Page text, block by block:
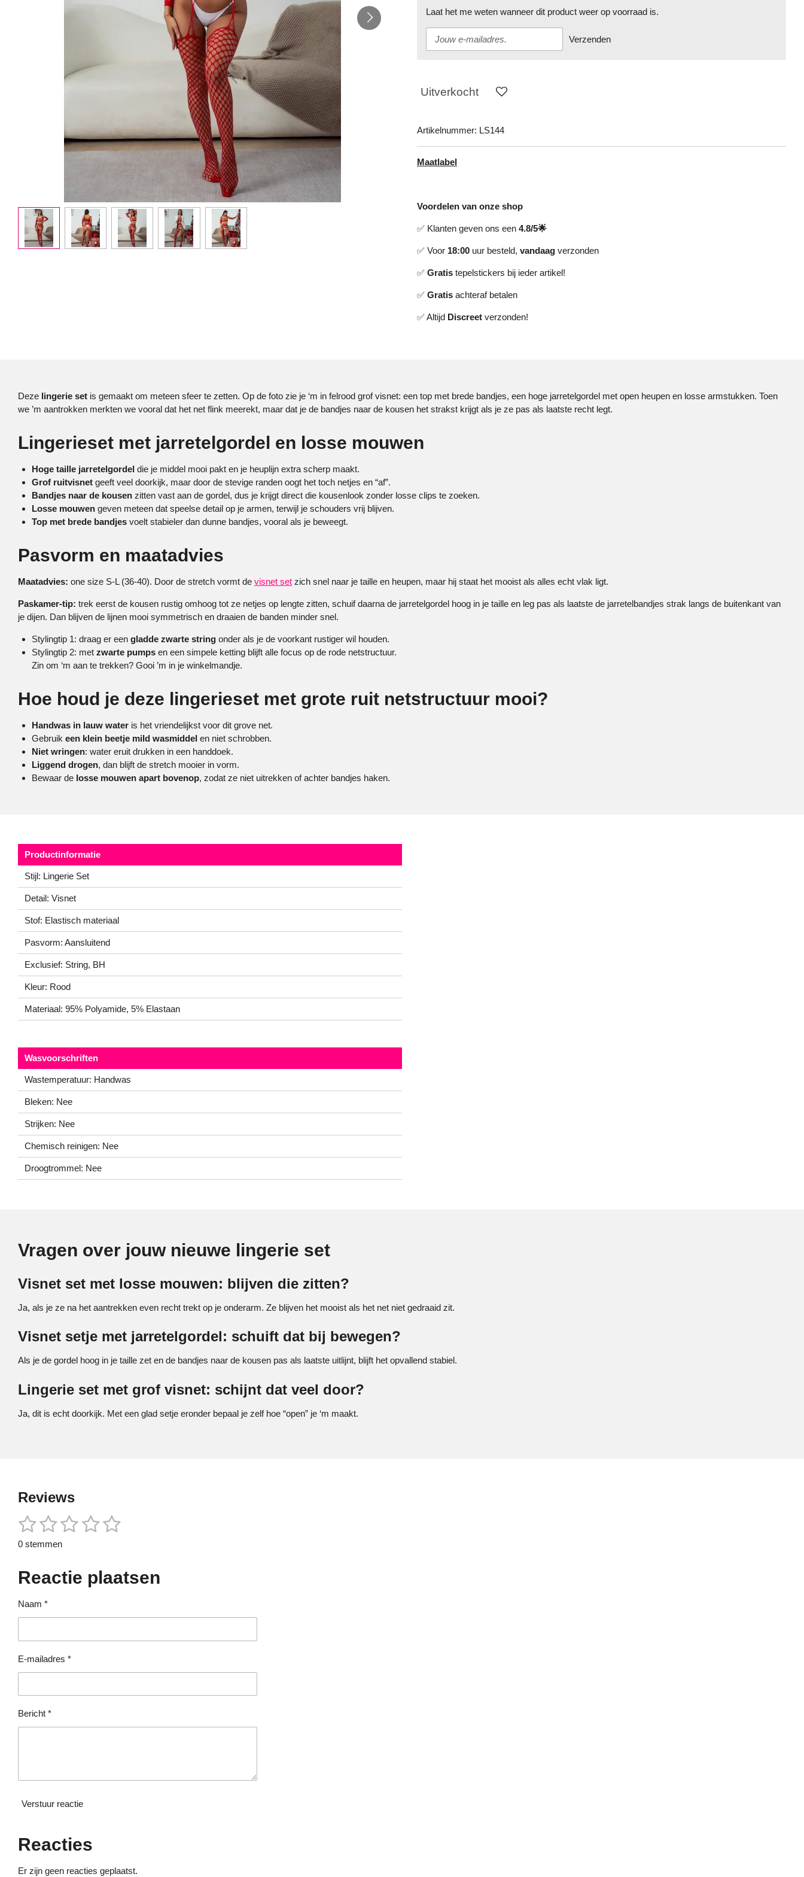
Laat het me weten wanneer dit product weer op voorraad is.
Verzenden
Uitverkocht
Artikelnummer: LS144
Maatlabel
Voordelen van onze shop
✅ Klanten geven ons een 4.8/5🌟
✅ Voor 18:00 uur besteld, vandaag verzonden
✅ Gratis tepelstickers bij ieder artikel!
✅ Gratis achteraf betalen
✅ Altijd Discreet verzonden!
Deze lingerie set is gemaakt om meteen sfeer te zetten. Op de foto zie je ‘m in felrood grof visnet: een top met brede bandjes, een hoge jarretelgordel met open heupen en losse armstukken. Toen
we ’m aantrokken merkten we vooral dat het net flink meerekt, maar dat je de bandjes naar de kousen het strakst krijgt als je ze pas als laatste recht legt.
Lingerieset met jarretelgordel en losse mouwen
Hoge taille jarretelgordeldie je middel mooi pakt en je heuplijn extra scherp maakt.
Grof ruitvisnetgeeft veel doorkijk, maar door de stevige randen oogt het toch netjes en “af”.
Bandjes naar de kousenzitten vast aan de gordel, dus je krijgt direct die kousenlook zonder losse clips te zoeken.
Losse mouwengeven meteen dat speelse detail op je armen, terwijl je schouders vrij blijven.
Top met brede bandjesvoelt stabieler dan dunne bandjes, vooral als je beweegt.
Pasvorm en maatadvies
Maatadvies: one size S-L (36-40). Door de stretch vormt de visnet set zich snel naar je taille en heupen, maar hij staat het mooist als alles echt vlak ligt.
Paskamer-tip: trek eerst de kousen rustig omhoog tot ze netjes op lengte zitten, schuif daarna de jarretelgordel hoog in je taille en leg pas als laatste de jarretelbandjes strak langs de buitenkant van
je dijen. Dan blijven de lijnen mooi symmetrisch en draaien de banden minder snel.
Stylingtip 1: draag er een gladde zwarte stringonder als je de voorkant rustiger wil houden.
Stylingtip 2: met zwarte pumpsen een simpele ketting blijft alle focus op de rode netstructuur.
Zin om ‘m aan te trekken? Gooi ’m in je winkelmandje.
Hoe houd je deze lingerieset met grote ruit netstructuur mooi?
Handwas in lauw wateris het vriendelijkst voor dit grove net.
Gebruik een klein beetje mild wasmiddelen niet schrobben.
Niet wringen: water eruit drukken in een handdoek.
Liggend drogen, dan blijft de stretch mooier in vorm.
Bewaar de losse mouwen apart bovenop, zodat ze niet uitrekken of achter bandjes haken.
Productinformatie
Stijl: Lingerie Set
Detail: Visnet
Stof: Elastisch materiaal
Pasvorm: Aansluitend
Exclusief: String, BH
Kleur: Rood
Materiaal: 95% Polyamide, 5% Elastaan
Wasvoorschriften
Wastemperatuur: Handwas
Bleken: Nee
Strijken: Nee
Chemisch reinigen: Nee
Droogtrommel: Nee
Vragen over jouw nieuwe lingerie set
Visnet set met losse mouwen: blijven die zitten?
Ja, als je ze na het aantrekken even recht trekt op je onderarm. Ze blijven het mooist als het net niet gedraaid zit.
Visnet setje met jarretelgordel: schuift dat bij bewegen?
Als je de gordel hoog in je taille zet en de bandjes naar de kousen pas als laatste uitlijnt, blijft het opvallend stabiel.
Lingerie set met grof visnet: schijnt dat veel door?
Ja, dit is echt doorkijk. Met een glad setje eronder bepaal je zelf hoe “open” je ‘m maakt.
Reviews
R
a
t
n
g
:
t
r
1
s
e
r
2
s
e
r
r
e
n
3
s
e
r
e
n
4
e
r
e
5
e
r
e
S
e
n
0 stemmen
Reactie plaatsen
Naam *
E-mailadres *
Bericht *
Verstuur reactie
Reacties
Er zijn geen reacties geplaatst.